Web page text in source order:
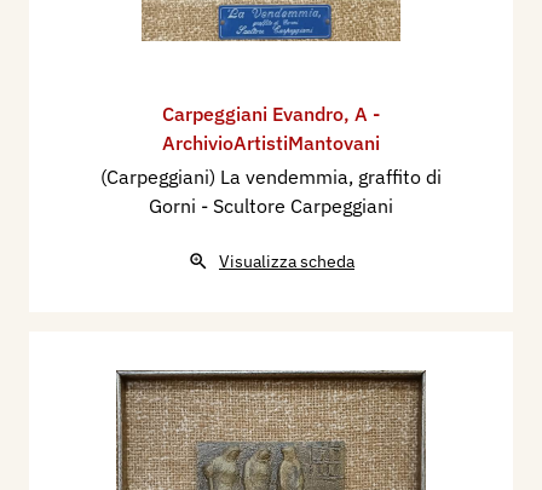
Carpeggiani Evandro, A -
ArchivioArtistiMantovani
(Carpeggiani) La vendemmia, graffito di
Gorni - Scultore Carpeggiani
Visualizza scheda